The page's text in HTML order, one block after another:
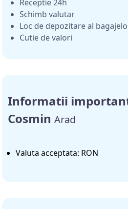
Receptie 24h
Schimb valutar
Loc de depozitare al
Cutie de valori
Informatii
Cosmin Arad
Valuta acceptata: RON